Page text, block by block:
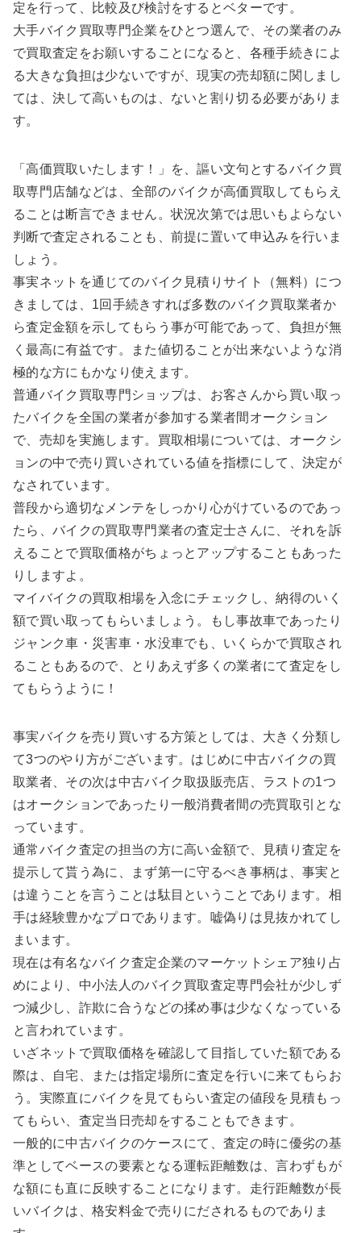
定を行って、比較及び検討をするとベターです。
大手バイク買取専門企業をひとつ選んで、その業者のみ
で買取査定をお願いすることになると、各種手続きによ
る大きな負担は少ないですが、現実の売却額に関しまし
ては、決して高いものは、ないと割り切る必要がありま
す。
「高価買取いたします！」を、謳い文句とするバイク買
取専門店舗などは、全部のバイクが高価買取してもらえ
ることは断言できません。状況次第では思いもよらない
判断で査定されることも、前提に置いて申込みを行いま
しょう。
事実ネットを通じてのバイク見積りサイト（無料）につ
きましては、1回手続きすれば多数のバイク買取業者か
ら査定金額を示してもらう事が可能であって、負担が無
く最高に有益です。また値切ることが出来ないような消
極的な方にもかなり使えます。
普通バイク買取専門ショップは、お客さんから買い取っ
たバイクを全国の業者が参加する業者間オークション
で、売却を実施します。買取相場については、オークシ
ョンの中で売り買いされている値を指標にして、決定が
なされています。
普段から適切なメンテをしっかり心がけているのであっ
たら、バイクの買取専門業者の査定士さんに、それを訴
えることで買取価格がちょっとアップすることもあった
りしますよ。
マイバイクの買取相場を入念にチェックし、納得のいく
額で買い取ってもらいましょう。もし事故車であったり
ジャンク車・災害車・水没車でも、いくらかで買取され
ることもあるので、とりあえず多くの業者にて査定をし
てもらうように！
事実バイクを売り買いする方策としては、大きく分類し
て3つのやり方がございます。はじめに中古バイクの買
取業者、その次は中古バイク取扱販売店、ラストの1つ
はオークションであったり一般消費者間の売買取引とな
っています。
通常バイク査定の担当の方に高い金額で、見積り査定を
提示して貰う為に、まず第一に守るべき事柄は、事実と
は違うことを言うことは駄目ということであります。相
手は経験豊かなプロであります。嘘偽りは見抜かれてし
まいます。
現在は有名なバイク査定企業のマーケットシェア独り占
めにより、中小法人のバイク買取査定専門会社が少しず
つ減少し、詐欺に合うなどの揉め事は少なくなっている
と言われています。
いざネットで買取価格を確認して目指していた額である
際は、自宅、または指定場所に査定を行いに来てもらお
う。実際直にバイクを見てもらい査定の値段を見積もっ
てもらい、査定当日売却をすることもできます。
一般的に中古バイクのケースにて、査定の時に優劣の基
準としてベースの要素となる運転距離数は、言わずもが
な額にも直に反映することになります。走行距離数が長
いバイクは、格安料金で売りにだされるものでありま